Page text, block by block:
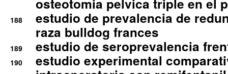
osteotomia pelvica triple en el
188
estudio de prevalencia de
raza bulldog frances
189 estudio de seroprevalencia
190
estudio experimental